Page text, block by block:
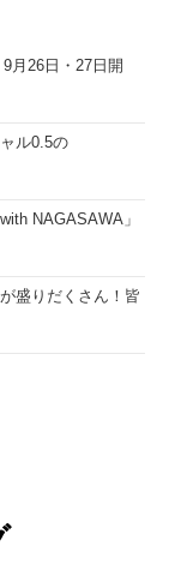
月26日・27日開
ル0.5の
NAGASAWA」
盛りだくさん！皆